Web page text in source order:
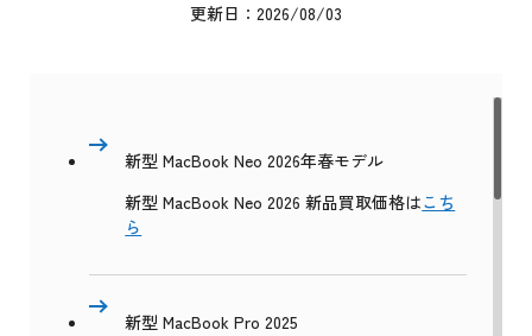
更新日：2026/08/03
新型 MacBook Neo 2026年春モデル
新型 MacBook Neo 2026 新品買取価格はこち
ら
新型 MacBook Pro 2025